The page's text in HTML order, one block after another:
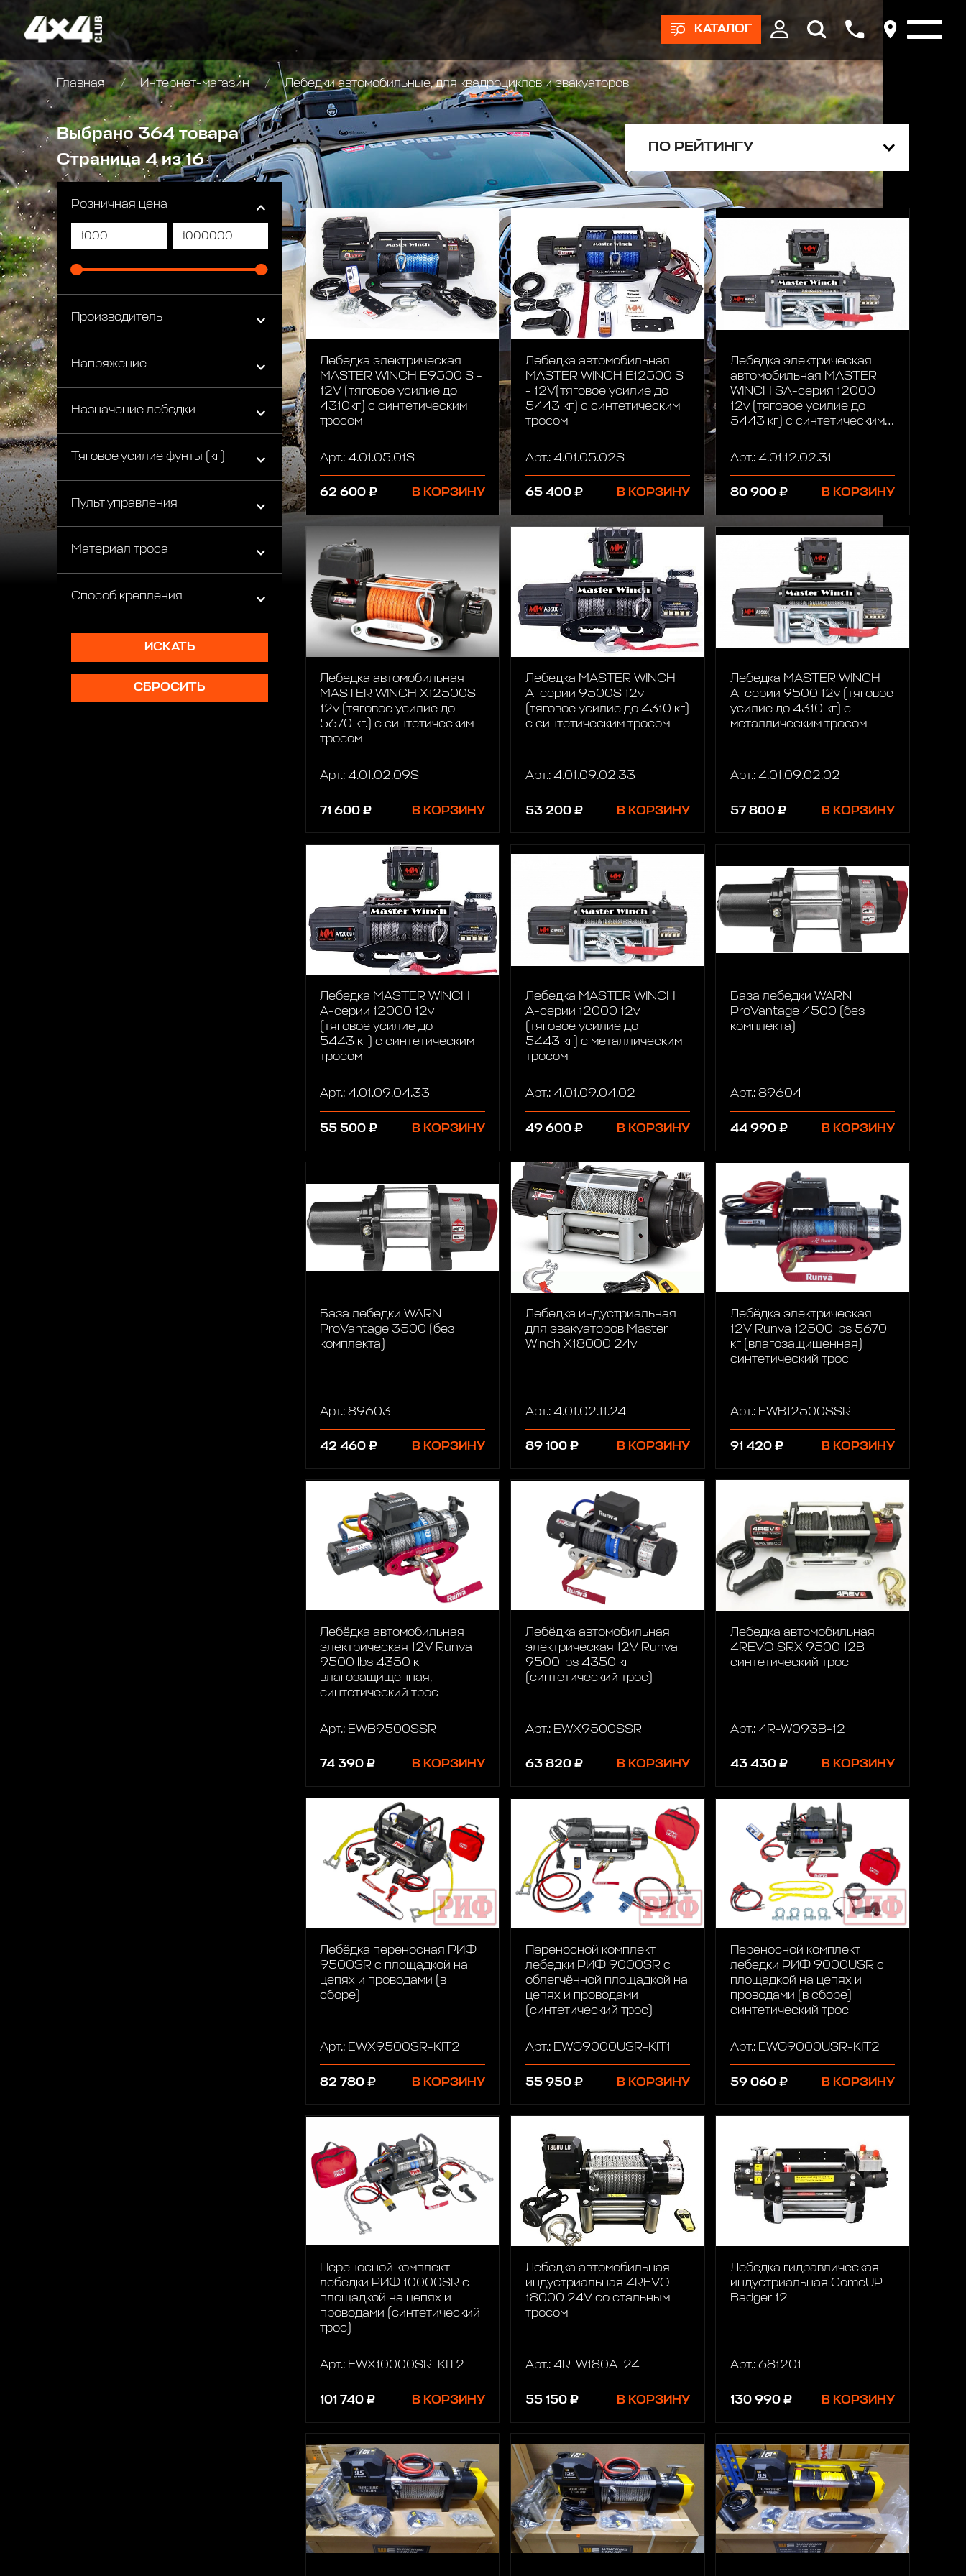
КАТАЛОГ
Главная Интернет-магазин Лебедки автомобильные, для квадроциклов и эвакуаторов
ПО РЕЙТИНГУ
Выбрано 364 товара
Страница 4 из 16
Розничная цена
-
Производитель
Напряжение
Назначение лебедки
Тяговое усилие фунты (кг)
Пульт управления
Материал троса
Способ крепления
ИСКАТЬ
СБРОСИТЬ
Лебедка электрическая
MASTER WINCH E9500 S -
12V (тяговое усилие до
4310кг) с синтетическим
тросом
Арт.: 4.01.05.01S
62 600 ₽ В КОРЗИНУ
Лебедка автомобильная
MASTER WINCH E12500 S
- 12V(тяговое усилие до
5443 кг) с синтетическим
тросом
Арт.: 4.01.05.02S
65 400 ₽ В КОРЗИНУ
Лебедка электрическая
автомобильная MASTER
WINCH SA-серия 12000
12v (тяговое усилие до
5443 кг) с синтетическим
Арт.: 4.01.12.02.31
80 900 ₽ В КОРЗИНУ
Лебедка автомобильная
MASTER WINCH X12500S -
12v (тяговое усилие до
5670 кг.) с синтетическим
тросом
Арт.: 4.01.02.09S
71 600 ₽ В КОРЗИНУ
Лебедка MASTER WINCH
A-серии 9500S 12v
(тяговое усилие до 4310 кг)
с синтетическим тросом
Арт.: 4.01.09.02.33
53 200 ₽ В КОРЗИНУ
Лебедка MASTER WINCH
A-серии 9500 12v (тяговое
усилие до 4310 кг) с
металлическим тросом
Арт.: 4.01.09.02.02
57 800 ₽ В КОРЗИНУ
Лебедка MASTER WINCH
A-серии 12000 12v
(тяговое усилие до
5443 кг) с cинтетическим
тросом
Арт.: 4.01.09.04.33
55 500 ₽ В КОРЗИНУ
Лебедка MASTER WINCH
A-серии 12000 12v
(тяговое усилие до
5443 кг) с металлическим
тросом
Арт.: 4.01.09.04.02
49 600 ₽ В КОРЗИНУ
База лебедки WARN
ProVantage 4500 (без
комплекта)
Арт.: 89604
44 990 ₽ В КОРЗИНУ
База лебедки WARN
ProVantage 3500 (без
комплекта)
Арт.: 89603
42 460 ₽ В КОРЗИНУ
Лебедка индустриальная
для эвакуаторов Master
Winch X18000 24v
Арт.: 4.01.02.11.24
89 100 ₽ В КОРЗИНУ
Лебёдка электрическая
12V Runva 12500 lbs 5670
кг (влагозащищенная)
синтетический трос
Арт.: EWB12500SSR
91 420 ₽ В КОРЗИНУ
Лебёдка автомобильная
электрическая 12V Runva
9500 lbs 4350 кг
влагозащищенная,
синтетический трос
Арт.: EWB9500SSR
74 390 ₽ В КОРЗИНУ
Лебёдка автомобильная
электрическая 12V Runva
9500 lbs 4350 кг
(синтетический трос)
Арт.: EWX9500SSR
63 820 ₽ В КОРЗИНУ
Лебедка автомобильная
4REVO SRX 9500 12В
синтетический трос
Арт.: 4R-W093B-12
43 430 ₽ В КОРЗИНУ
Лебёдка переносная РИФ
9500SR c площадкой на
цепях и проводами (в
сборе)
Арт.: EWX9500SR-KIT2
82 780 ₽ В КОРЗИНУ
Переносной комплект
лебедки РИФ 9000SR c
облегчённой площадкой на
цепях и проводами
(синтетический трос)
Арт.: EWG9000USR-KIT1
55 950 ₽ В КОРЗИНУ
Переносной комплект
лебедки РИФ 9000USR c
площадкой на цепях и
проводами (в сборе)
синтетический трос
Арт.: EWG9000USR-KIT2
59 060 ₽ В КОРЗИНУ
Переносной комплект
лебедки РИФ 10000SR c
площадкой на цепях и
проводами (синтетический
трос)
Арт.: EWX10000SR-KIT2
101 740 ₽ В КОРЗИНУ
Лебедка автомобильная
индустриальная 4REVO
18000 24V со стальным
тросом
Арт.: 4R-W180A-24
55 150 ₽ В КОРЗИНУ
Лебедка гидравлическая
индустриальная ComeUP
Badger 12
Арт.: 681201
130 990 ₽ В КОРЗИНУ